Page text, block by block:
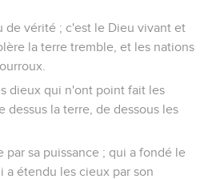
de vérité ; c'est le Dieu vivant et
la terre tremble, et les nations
dieux qui n'ont point fait les
dessus la terre, de dessous les
par sa puissance ; qui a fondé le
a étendu les cieux par son